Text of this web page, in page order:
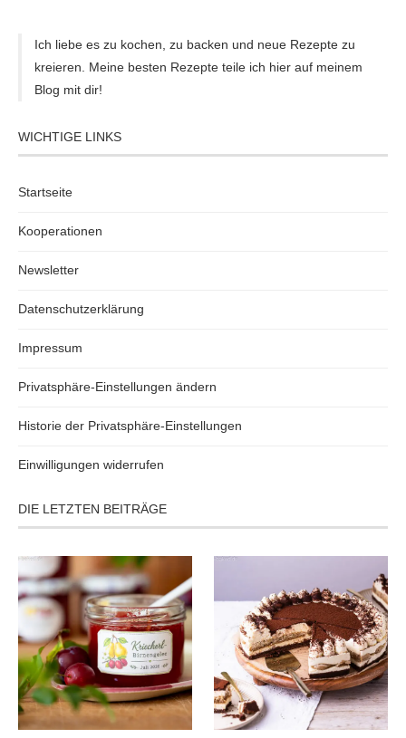
Ich liebe es zu kochen, zu backen und neue Rezepte zu
kreieren. Meine besten Rezepte teile ich hier auf meinem
Blog mit dir!
WICHTIGE LINKS
Startseite
Kooperationen
Newsletter
Datenschutzerklärung
Impressum
Privatsphäre-Einstellungen ändern
Historie der Privatsphäre-Einstellungen
Einwilligungen widerrufen
DIE LETZTEN BEITRÄGE